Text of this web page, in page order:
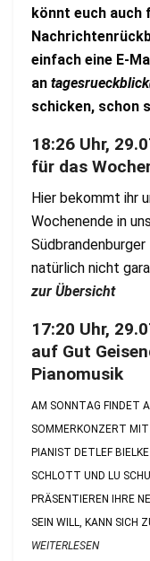
könnt euch auch
Nachr
einfach eine E-
an
schicken, schon
18:26 Uhr,
für das
Hier bekommt ihr
Wochenende in
natürlich nicht
zur Übersicht
17:20 Uhr,
auf Gut
Pianomusik
AM SONNTAG FINDET
SOMMERKONZERT
PIANIST DETLEF
SCHLOTT UND LU
PRÄSENTIEREN IHRE
SEIN WILL, KANN SICH
WEITERLESEN